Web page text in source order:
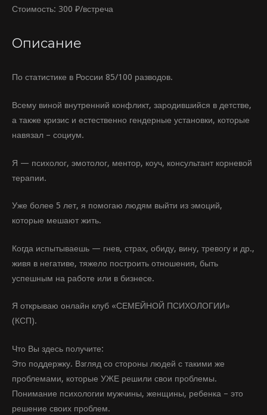
Стоимость: 300 ₽/встреча
Описание
По статистике в России 85/100 разводов.
Всему виной внутренний конфликт, зародившийся в детстве,
а также кризис и естественно гендерные установки, которые
навязал – социум.
Я — психолог, эмотолог, ментор, коуч, консультант корневой
терапии.
Уже более 5 лет, я помогаю людям выйти из эмоций,
которые мешают жить.
Когда испытываешь — гнев, страх, обиду, вину, тревогу и др.,
живя в негативе, тяжело построить отношения, быть
успешным на работе или в бизнесе.
Я открываю онлайн клуб «СЕМЕЙНОЙ ПСИХОЛОГИИ»
(КСП).
Что Вы здесь получите:
Это поддержку. Взгляд со стороны людей с такими же
проблемами, которые УЖЕ решили свои проблемы.
Понимание психологии мужчины, женщины, ребенка – это
решение своих проблем.